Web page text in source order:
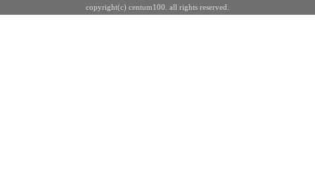
copyright(c) centum100. all rights reserved.